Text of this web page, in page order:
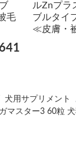
毛
ルZnプラ
ブルタイ
≪皮膚・
犬用サプリメント
ガマスター3 60粒